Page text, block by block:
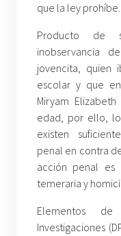
que la ley prohíbe.
Producto de
inobservancia
jovencita, quien
escolar y que
Miryam
edad, por ello,
existen
penal en contra
acción penal es
temeraria y
Elementos
Investigaciones